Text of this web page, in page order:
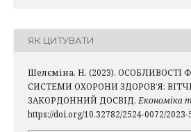
ЯК ЦИТУВАТИ
Шелєміна, Н. (2023). ОСОБЛИВОСТІ
СИСТЕМИ ОХОРОНИ ЗДОРОВ’Я:
ЗАКОРДОННИЙ ДОСВІД. Економіка
https://doi.org/10.32782/2524-0072/2023-